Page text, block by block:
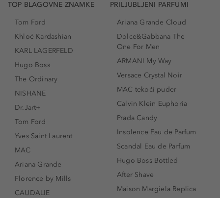
TOP BLAGOVNE ZNAMKE
Tom Ford
Khloé Kardashian
KARL LAGERFELD
Hugo Boss
The Ordinary
NISHANE
Dr.Jart+
Tom Ford
Yves Saint Laurent
MAC
Ariana Grande
Florence by Mills
CAUDALIE
PRILJUBLJENI PARFUMI
Ariana Grande Cloud
Dolce&Gabbana The
One For Men
ARMANI My Way
Versace Crystal Noir
MAC tekoči puder
Calvin Klein Euphoria
Prada Candy
Insolence Eau de Parfum
Scandal Eau de Parfum
Hugo Boss Bottled
After Shave
Maison Margiela Replica